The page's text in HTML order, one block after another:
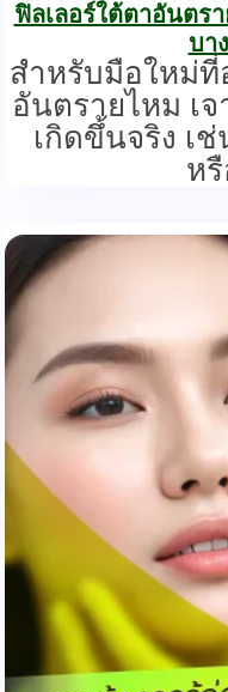
ฟิลเลอร์ใต้ตาอันตร
บา
สำหรับมือใหม่ที่
อันตรายไหม เ
เกิดขึ้นจริง เ
ห